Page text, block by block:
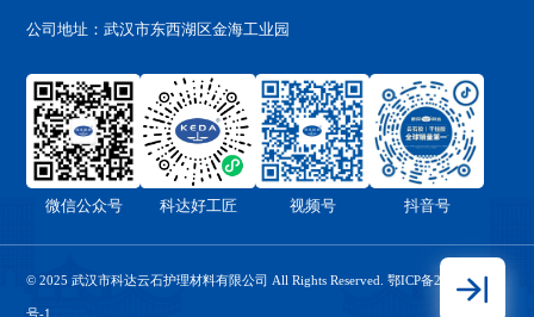
公司地址：武汉市东西湖区金海工业园
微信公众号 科达好工匠 视频号 抖音号
© 2025 武汉市科达云石护理材料有限公司 All Rights Reserved.鄂ICP备2022010276
号-1